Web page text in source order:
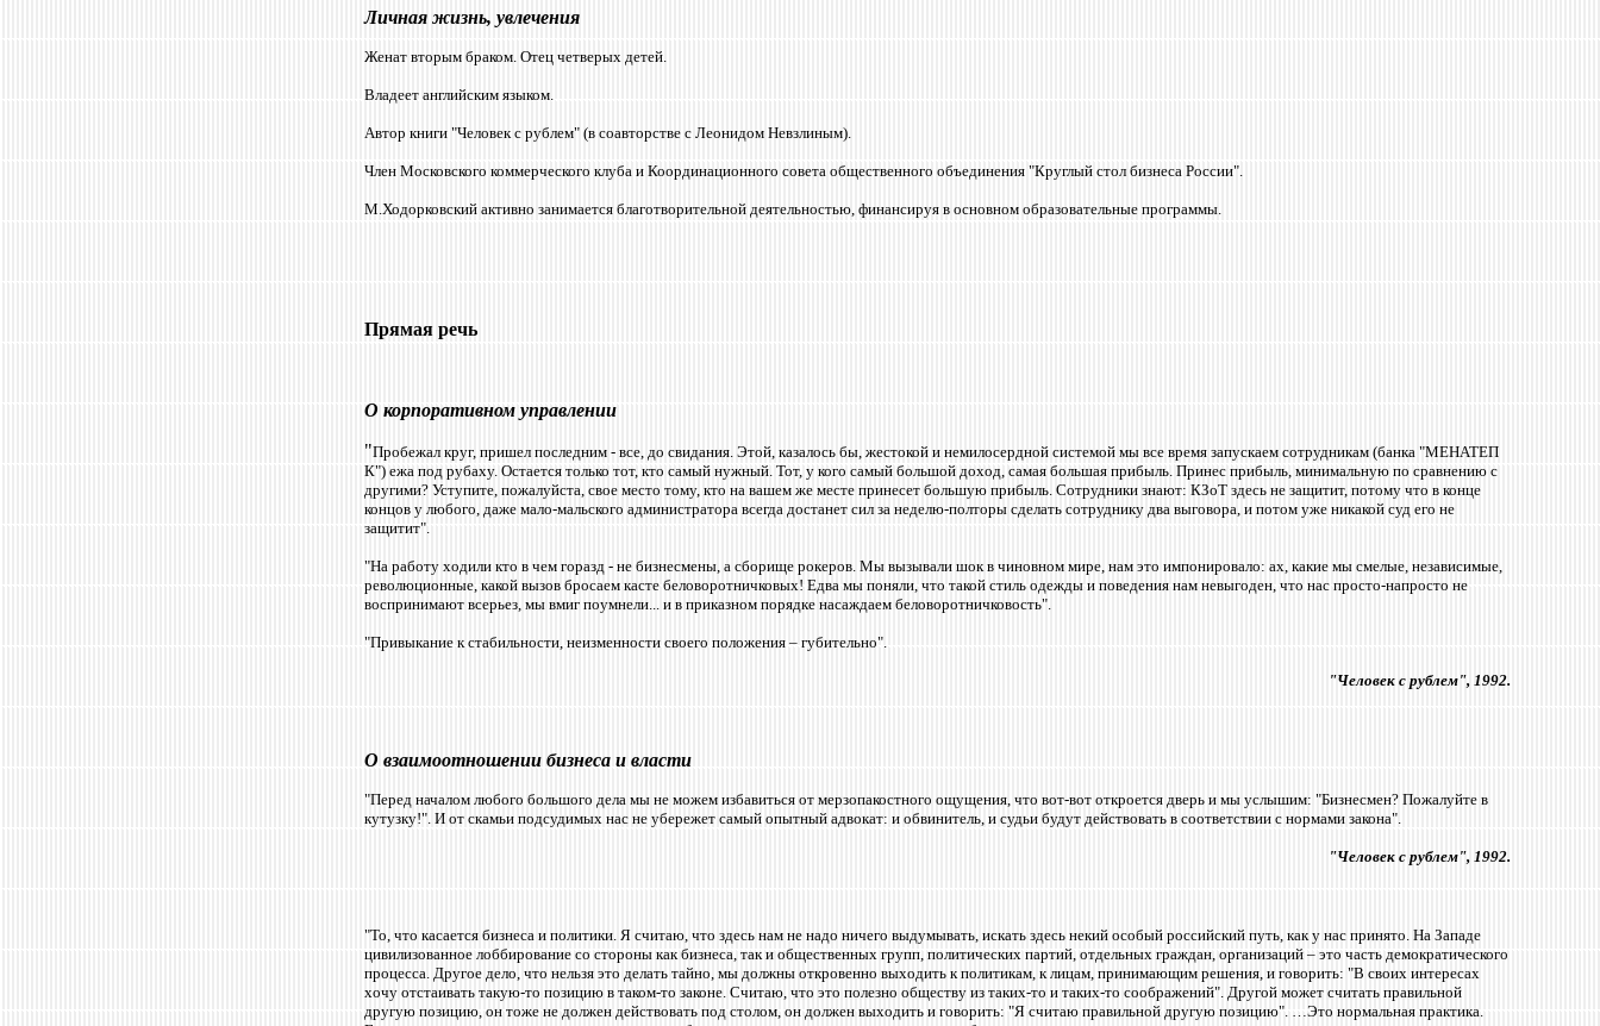
Личная жизнь, увлечения
Женат вторым браком. Отец четверых детей.
Владеет английским языком.
Автор книги "Человек с рублем" (в соавторстве с Леонидом Невзлиным).
Член Московского коммерческого клуба и Координационного совета общественного объединения "Круглый стол бизнеса России".
М.Ходорковский активно занимается благотворительной деятельностью, финансируя в основном образовательные программы.
Прямая речь
О корпоративном управлении
"Пробежал круг, пришел последним - все, до свидания. Этой, казалось бы, жестокой и немилосердной системой мы все время запускаем сотрудникам (банка "МЕНАТЕП
К") ежа под рубаху. Остается только тот, кто самый нужный. Тот, у кого самый большой доход, самая большая прибыль. Принес прибыль, минимальную по сравнению с
другими? Уступите, пожалуйста, свое место тому, кто на вашем же месте принесет большую прибыль. Сотрудники знают: КЗоТ здесь не защитит, потому что в конце
концов у любого, даже мало-мальского администратора всегда достанет сил за неделю-полторы сделать сотруднику два выговора, и потом уже никакой суд его не
защитит".
"На работу ходили кто в чем горазд - не бизнесмены, а сборище рокеров. Мы вызывали шок в чиновном мире, нам это импонировало: ах, какие мы смелые, независимые,
революционные, какой вызов бросаем касте беловоротничковых! Едва мы поняли, что такой стиль одежды и поведения нам невыгоден, что нас просто-напросто не
воспринимают всерьез, мы вмиг поумнели... и в приказном порядке насаждаем беловоротничковость".
"Привыкание к стабильности, неизменности своего положения – губительно".
"Человек с рублем", 1992.
О взаимоотношении бизнеса и власти
"Перед началом любого большого дела мы не можем избавиться от мерзопакостного ощущения, что вот-вот откроется дверь и мы услышим: "Бизнесмен? Пожалуйте в
кутузку!". И от скамьи подсудимых нас не убережет самый опытный адвокат: и обвинитель, и судьи будут действовать в соответствии с нормами закона".
"Человек с рублем", 1992.
"То, что касается бизнеса и политики. Я считаю, что здесь нам не надо ничего выдумывать, искать здесь некий особый российский путь, как у нас принято. На Западе
цивилизованное лоббирование со стороны как бизнеса, так и общественных групп, политических партий, отдельных граждан, организаций – это часть демократического
процесса. Другое дело, что нельзя это делать тайно, мы должны откровенно выходить к политикам, к лицам, принимающим решения, и говорить: "В своих интересах
хочу отстаивать такую-то позицию в таком-то законе. Считаю, что это полезно обществу из таких-то и таких-то соображений". Другой может считать правильной
другую позицию, он тоже не должен действовать под столом, он должен выходить и говорить: "Я считаю правильной другую позицию". …Это нормальная практика.